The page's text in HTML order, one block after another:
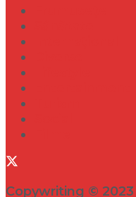
Copywriting © 2023